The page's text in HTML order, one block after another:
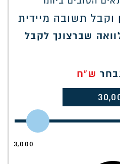
וקבל תשובה מיידית
שברצונך לקבל
ש"ח
3,000